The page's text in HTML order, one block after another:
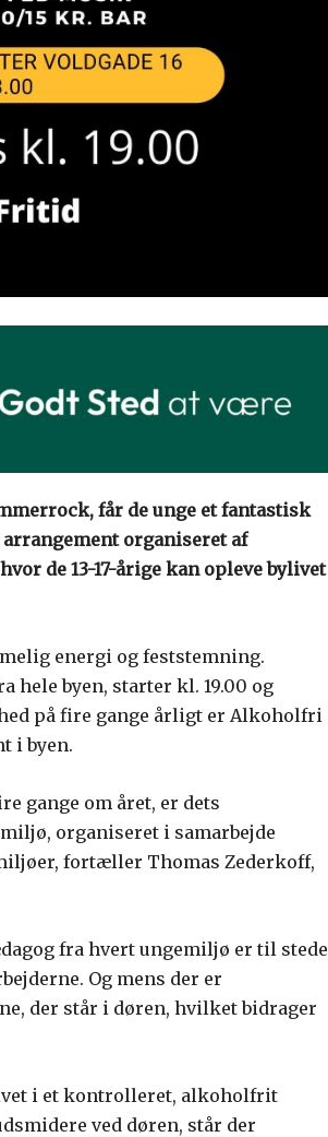
får de unge et fantastisk
organiseret af
de 13-17-årige kan opleve bylivet
energi og feststemning.
hele byen, starter kl. 19.00 og
på fire gange årligt er Alkoholfri
i byen.
gange om året, er dets
organiseret i samarbejde
fortæller Thomas Zederkoff,
fra hvert ungemiljø er til stede
Og mens der er
der står i døren, hvilket bidrager
i et kontrolleret, alkoholfrit
ved døren, står der